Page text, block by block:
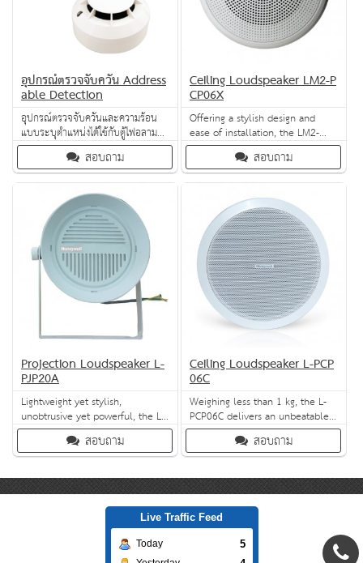
อุปกรณ์ตรวจจับควัน Address
able Detection
อุปกรณ์ตรวจจับควันและความร้อน
แบบระบุตำแหน่งได้ใช้กับตู้ไฟอลาม
Morley UL โดยสามารถกำหนด
ตำแหน่ง เพื่อสามารถแสดงผลแบบ
ระบุตำแหน่งได้
สอบถาม
Ceiling Loudspeaker LM2-P
CP06X
Offering a stylish design and
ease of installation, the LM2-
PCP06x loudspeaker can be
combined with optional back
dome for choice or optional
installation. It complies with
IP54 and IP55 standards and
offers excellent moisture-
resistance.
สอบถาม
Projection Loudspeaker L-
PJP20A
Lightweight yet stylish,
unobtrusive yet powerful, the L-
PJP20A is great for a number of
PA & VA applications. It is easy to
install, fire-proof and cost-
effective.
สอบถาม
Ceiling Loudspeaker L-PCP
06C
Weighing less than 1 kg, the L-
PCP06C delivers an unbeatable
feature mix of stylish design,
CE/RoHS-compliance and great
water-proofability.
สอบถาม
Live Traffic Feed
Today 5